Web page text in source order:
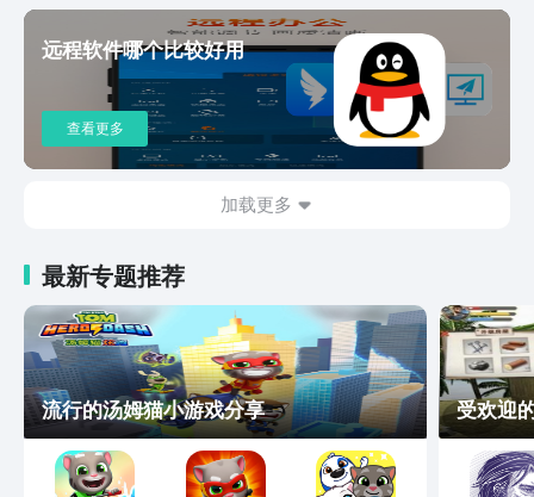
可灵活应对多种场景：无论是协助他人调
试手机设置、排查操作故障，还是长辈关
怀，都可演示功能操作。【仅支持部分机
型】 4.远程游戏：支持手机/pad远程控
制电脑，轻松远控异地电脑开启游戏。依
托全新编码技术优化传输效率，远控画面
最高可达 144 帧，大幅减少画面撕裂与
5.远程设计：高清同步，还原本地创作体
细节、色彩层次精准传递，无论是 PS 图
层纹理、CAD 线条精度，还是 AI 矢量图
形细节，都能清晰可见，避免因画质模糊
影响设计判断。 6.手机投屏：支持将手
机屏幕清晰投射至电脑、电视等大屏设
备，借助电脑大屏更清晰地观察游戏细
节，提升游玩体验；远程会议时，通过投
屏功能可将移动设备上的文档、数据、演
示内容同步至电脑或电视，让参会者更直
远程软件哪个比较好用
查看更多
加载更多
最新专题推荐
流行的汤姆猫小游戏分享 受欢迎